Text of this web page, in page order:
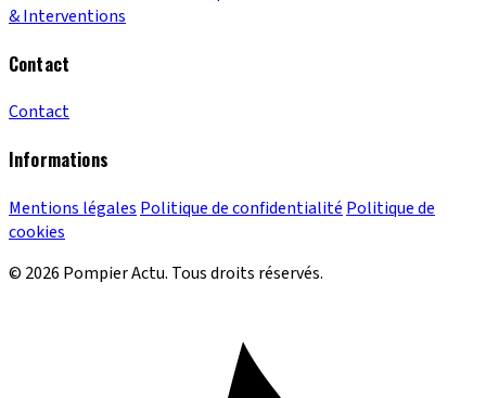
& Interventions
Contact
Contact
Informations
Mentions légales Politique de confidentialité Politique de
cookies
© 2026 Pompier Actu. Tous droits réservés.